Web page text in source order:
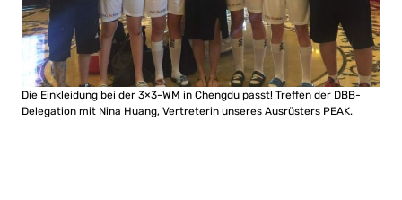
Die Einkleidung bei der 3×3-WM in Chengdu passt! Treffen der DBB-
Delegation mit Nina Huang, Vertreterin unseres Ausrüsters PEAK.